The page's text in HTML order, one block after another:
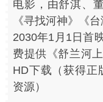
电影，由舒淇、
《寻找河神》《
2030年1月1日首
费提供《舒兰河
HD下载（获得正
资源）